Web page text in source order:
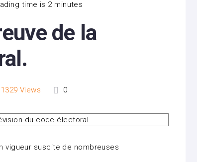
time is 2 minutes
de la
1329 Views 0
vigueur suscite de nombreuses